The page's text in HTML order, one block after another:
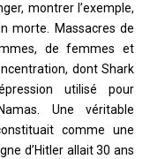
montrer l’exemple,
morte. Massacres de
de femmes et
dont Shark
utilisé pour
Une véritable
comme une
d’Hitler allait 30 ans